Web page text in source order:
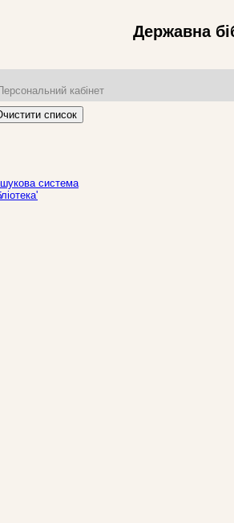
Державна
кабінет
список
система